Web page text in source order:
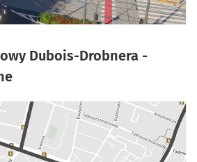
Dubois-Drobnera -